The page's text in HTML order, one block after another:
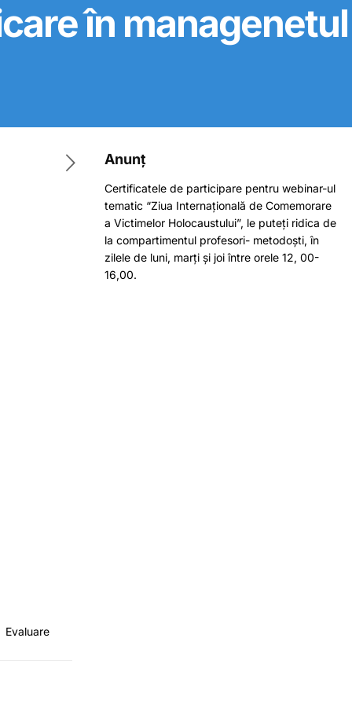
în managenetul
Evaluare
Anunț
Certificatele de participare pentru webinar-ul
tematic “Ziua Internațională de Comemorare
a Victimelor Holocaustului”, le puteți ridica de
la compartimentul profesori- metodoști, în
zilele de luni, marți și joi între orele 12, 00-
16,00.